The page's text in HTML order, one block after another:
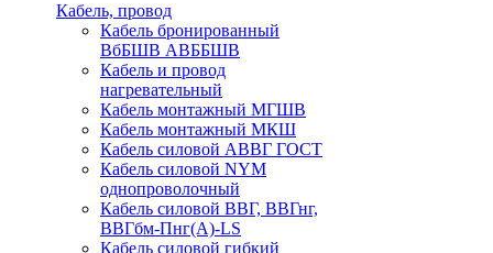
Кабель, провод
Кабель бронированный
ВбБШВ АВББШВ
Кабель и провод
нагревательный
Кабель монтажный МГШВ
Кабель монтажный МКШ
Кабель силовой АВВГ ГОСТ
Кабель силовой NYM
однопроволочный
Кабель силовой ВВГ, ВВГнг,
ВВГбм-Пнг(А)-LS
Кабель силовой гибкий